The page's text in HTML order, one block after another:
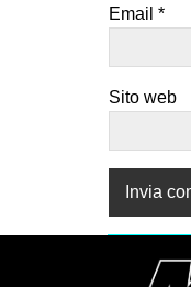
Email *
Sito web